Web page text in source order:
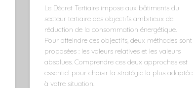
Le Décret Tertiaire impose aux bâtiments du
secteur tertiaire des objectifs ambitieux de
réduction de la consommation énergétique.
Pour atteindre ces objectifs, deux méthodes sont
proposées : les valeurs relatives et les valeurs
absolues. Comprendre ces deux approches est
essentiel pour choisir la stratégie la plus adaptée
à votre situation.